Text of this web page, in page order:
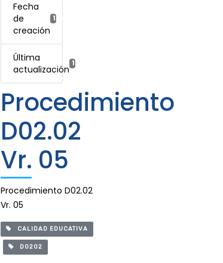
Fecha
de
creación
13 octubre, 2021
Última
actualización
15 mayo, 2023
Procedimiento
D02.02
Vr. 05
Procedimiento D02.02
Vr. 05
CALIDAD EDUCATIVA
D0202